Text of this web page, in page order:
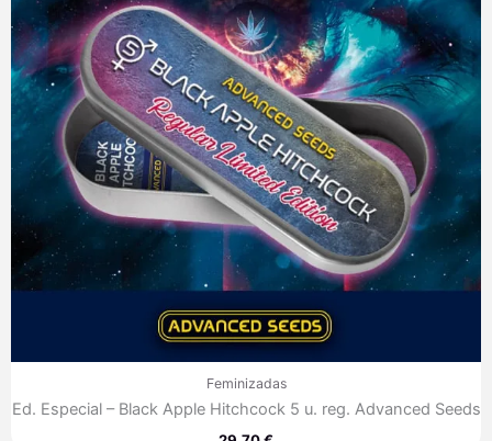
Feminizadas
Ed. Especial – Black Apple Hitchcock 5 u. reg. Advanced Seeds